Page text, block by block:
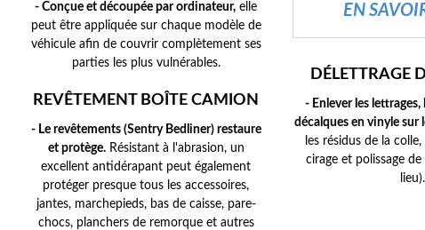
- Conçue et découpée par ordinateur, elle
peut être appliquée sur chaque modèle de
véhicule afin de couvrir complètement ses
parties les plus vulnérables.
REVÊTEMENT BOÎTE CAMION
- Le revêtements (Sentry Bedliner) restaure
et protège.Résistant à l'abrasion, un
excellent antidérapant peut également
protéger presque tous les accessoires,
jantes, marchepieds, bas de caisse, pare-
chocs, planchers de remorque et autres
EN
DÉLETTRAGE
- Enlever les
décalques en vinyle sur
les résidus de la
cirage et polissage de
lieu).